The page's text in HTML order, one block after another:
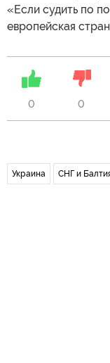
«Если судить по
европейская
0 0
Украина СНГ и